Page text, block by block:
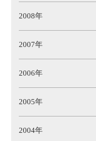
2008年
2007年
2006年
2005年
2004年